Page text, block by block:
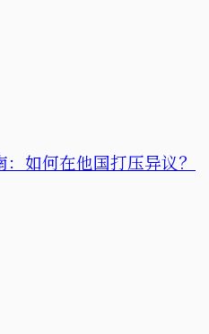
如何在他国打压异议？